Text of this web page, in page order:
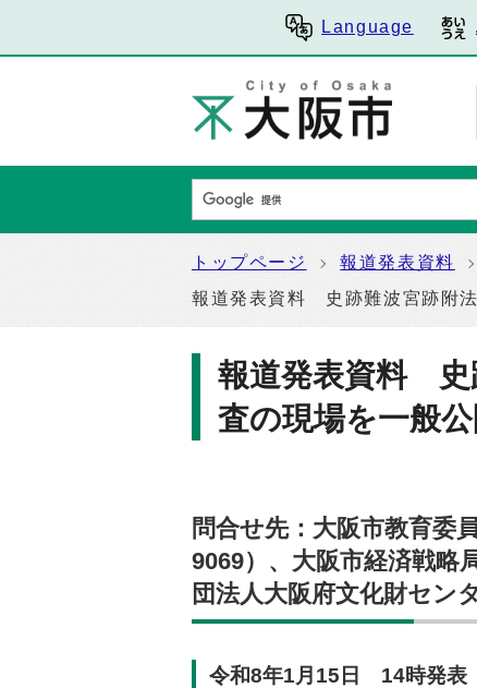
Language
トップページ 報道発表資料
報道発表資料 史跡難波宮跡附
報道発表資料 史
査の現場を一般
問合せ先：大阪市教育委
9069）、大阪市経済戦略
団法人大阪府文化財セン
令和8年1月15日 14時発表